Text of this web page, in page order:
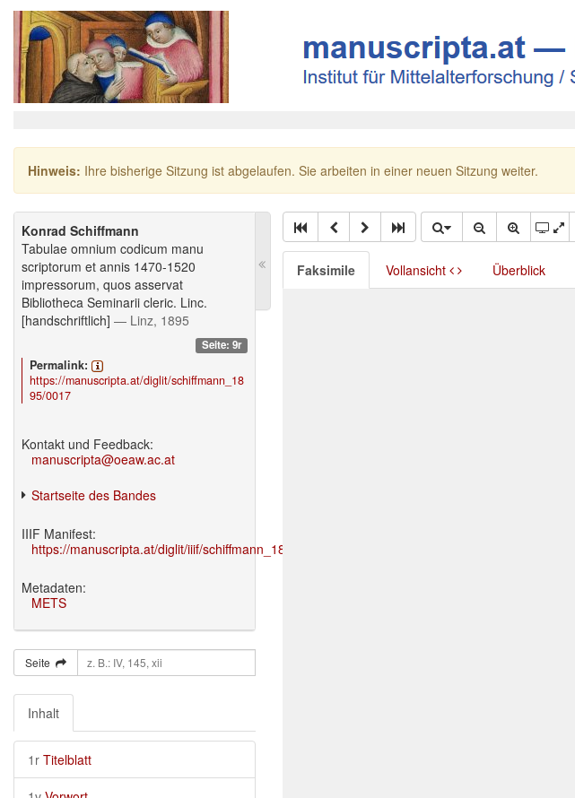
Hinweis: Ihre bisherige Sitzung ist abgelaufen. Sie arbeiten in einer neuen Sitzung weiter.
Konrad Schiffmann
Tabulae omnium codicum manu
scriptorum et annis 1470-1520
impressorum, quos asservat
Bibliotheca Seminarii cleric. Linc.
[handschriftlich] — Linz, 1895
Seite: 9r
Permalink:
https://manuscripta.at/diglit/schiffmann_18
95/0017
Kontakt und Feedback:
manuscripta@oeaw.ac.at
Startseite des Bandes
IIIF Manifest:
https://manuscripta.at/diglit/iiif/schiffmann_1895/manifest.json
Metadaten:
METS
Seite
Inhalt
1r Titelblatt
Faksimile Vollansicht Überblick